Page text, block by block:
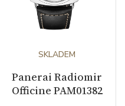
ručky / indexy
SKLADEM
Panerai Radiomir
Officine PAM01382